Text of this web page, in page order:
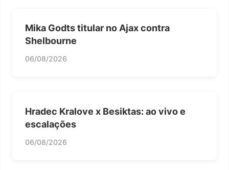
Mika Godts titular no Ajax contra
Shelbourne
06/08/2026
Hradec Kralove x Besiktas: ao vivo e
escalações
06/08/2026